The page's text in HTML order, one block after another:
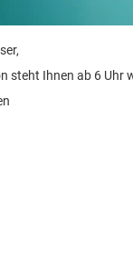
steht Ihnen ab 6 Uhr